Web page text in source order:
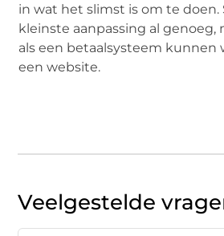
in wat het slimst is om te doen.
kleinste aanpassing al genoeg,
als een betaalsysteem kunnen
een website.
Veelgestelde